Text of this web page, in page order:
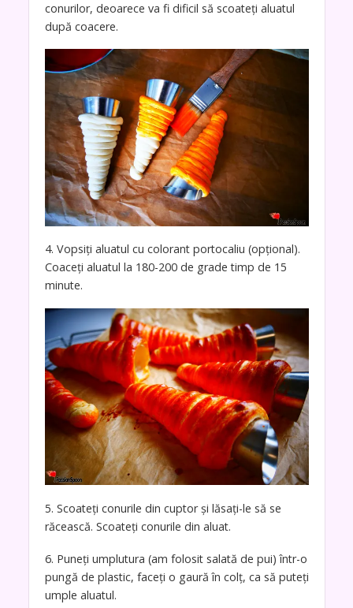
conurilor, deoarece va fi dificil să scoateți aluatul
după coacere.
4. Vopsiți aluatul cu colorant portocaliu (opțional).
Coaceți aluatul la 180-200 de grade timp de 15
minute.
5. Scoateți conurile din cuptor și lăsați-le să se
răcească. Scoateți conurile din aluat.
6. Puneți umplutura (am folosit salată de pui) într-o
pungă de plastic, faceți o gaură în colț, ca să puteți
umple aluatul.